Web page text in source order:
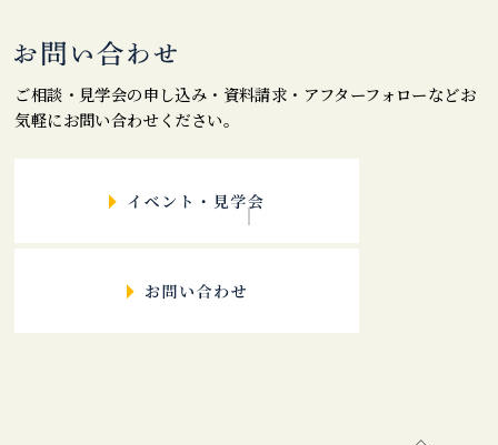
ご相談・見学会の申し込み・資料請求・アフターフォローなどお
気軽にお問い合わせください。